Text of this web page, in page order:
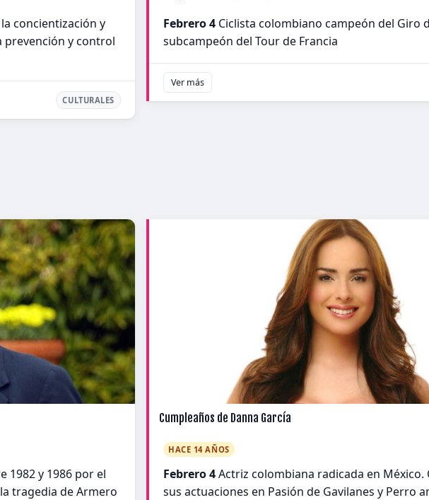
concientización y
prevención y control
CULTURALES
Febrero 4 Ciclista colombiano campeón del Giro
subcampeón del Tour de Francia
Ver más
1982 y 1986 por el
tragedia de Armero
Cumpleaños de Danna García
HACE 14 AÑOS
Febrero 4Actriz colombiana radicada en México.
sus actuaciones en Pasión de Gavilanes y Perro